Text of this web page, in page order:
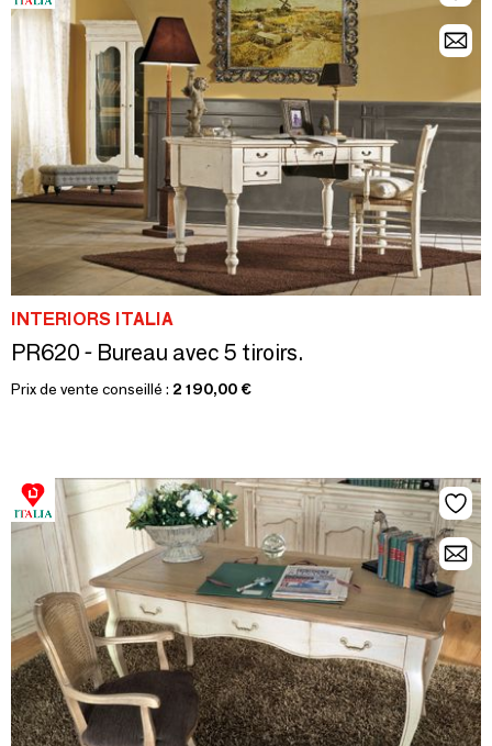
INTERIORS ITALIA
PR620 - Bureau avec 5 tiroirs.
Prix de vente conseillé : 2 190,00 €